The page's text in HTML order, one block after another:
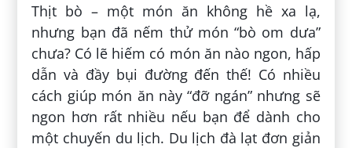
Thịt bò – một món ăn không hề xa lạ,
nhưng bạn đã nếm thử món “bò om dưa”
chưa? Có lẽ hiếm có món ăn nào ngon, hấp
dẫn và đầy bụi đường đến thế! Có nhiều
cách giúp món ăn này “đỡ ngán” nhưng sẽ
ngon hơn rất nhiều nếu bạn để dành cho
một chuyến du lịch. Du lịch đà lạt đơn giản